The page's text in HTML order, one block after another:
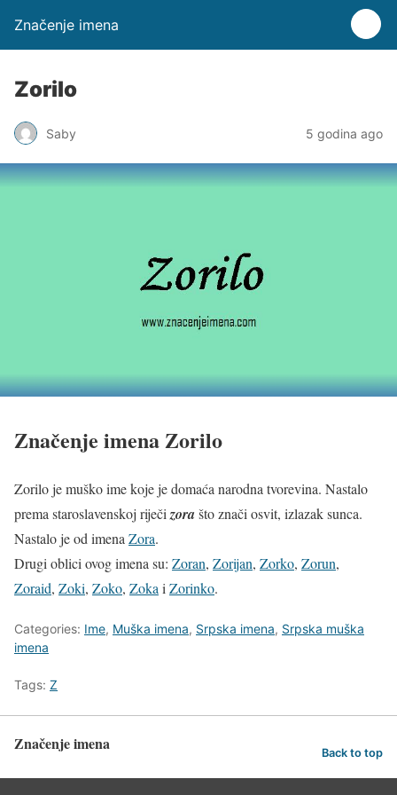
Značenje imena
Zorilo
Saby 5 godina ago
Značenje imena Zorilo
Zorilo je muško ime koje je domaća narodna tvorevina. Nastalo
prema staroslavenskoj riječizorašto znači osvit, izlazak sunca.
Nastalo je od imena Zora.
Drugi oblici ovog imena su: Zoran, Zorijan, Zorko, Zorun,
Zoraid, Zoki, Zoko, Zoka i Zorinko.
Categories: Ime, Muška imena, Srpska imena, Srpska muška
imena
Tags: Z
Značenje imena Back to top